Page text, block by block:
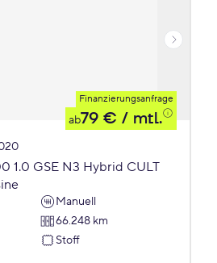
Finanzierungsanfrage
ab79 € / mtl.
1.0 GSE N3 Hybrid CULT
Manuell
66.248 km
Stoff